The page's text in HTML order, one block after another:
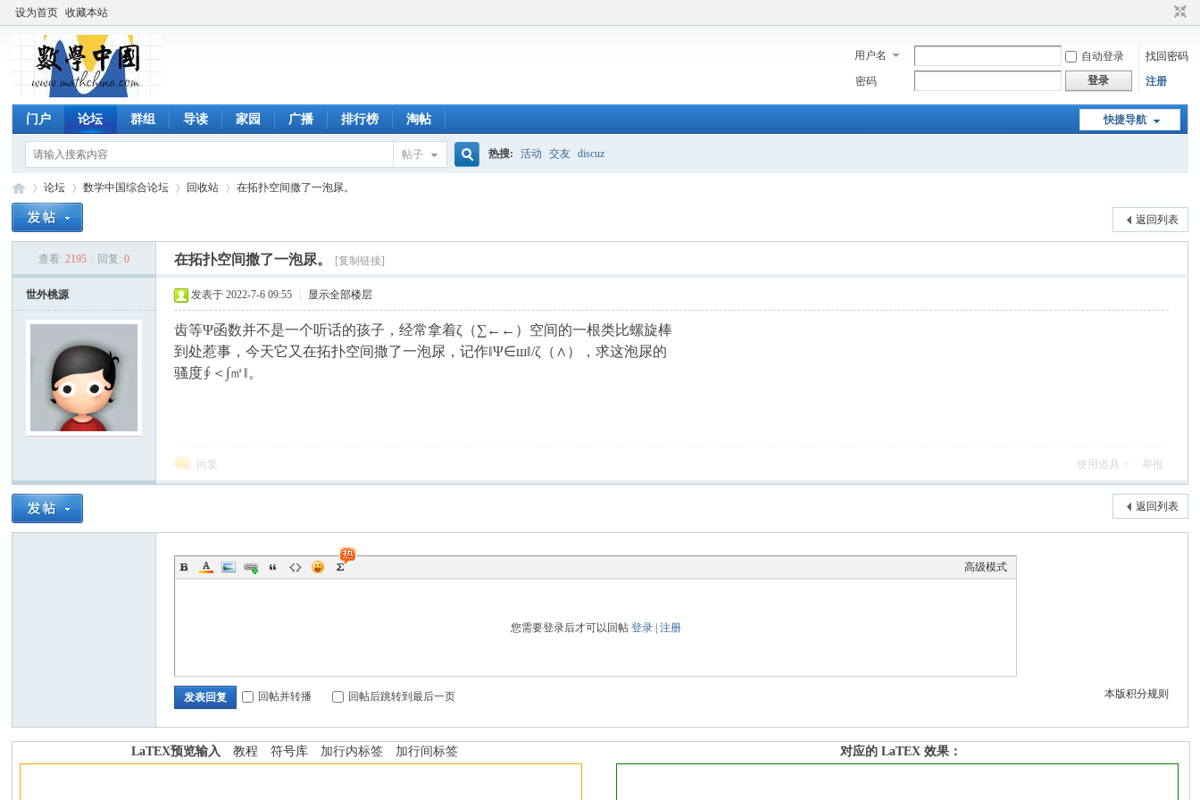
设为首页 收藏本站
用户名 自动登录
找回密码
密码
登录 注册
快捷导航
门户 论坛 群组 导读 家园 广播 排行榜 淘帖
帖子 热搜: 活动 交友 discuz
论坛
›
数学中国综合论坛 回收站
›
在拓扑空间撒了一泡尿。
返回列表
查看: 2195 回复: 0 在拓扑空间撒了一泡尿。 [复制链接]
世外桃源 发表于 2022-7-6 09:55 显示全部楼层
齿等Ψ函数并不是一个听话的孩子，经常拿着ζ（∑←←）空间的一根类比螺旋棒
到处惹事，今天它又在拓扑空间撒了一泡尿，记作‖Ψ∈ш‖/ζ（∧），求这泡尿的
骚度∮＜∫㎡‖。
回复 使用道具 举报
返回列表
高级模式
您需要登录后才可以回帖 登录| 注册
本版积分规则
发表回复 回帖并转播 回帖后跳转到最后一页
LaTEX预览输入 教程 符号库 加行内标签 加行间标签 对应的 LaTEX 效果：